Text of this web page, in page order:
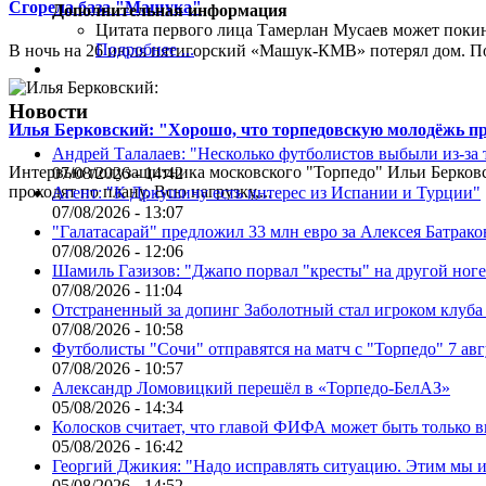
Сгорела база "Машука"
В ночь на 26 июля пятигорский «Машук-КМВ» потерял дом.
Илья Берковский: "Хорошо, что торпедовскую молодёжь
Интервью полузащитника московского "Торпедо" Ильи
проходят по плану. Всю нагрузку,...
Дополнительная информация
Цитата первого лица Тамерлан Мусаев может
Подробнее ...
Новости
Андрей Талалаев: "Несколько футболистов выбыли из-
07/08/2026 - 14:42
Агент: "К Дркушичу есть интерес из Испании и Турции"
07/08/2026 - 13:07
"Галатасарай" предложил 33 млн евро за Алексея
07/08/2026 - 12:06
Шамиль Газизов: "Джапо порвал "кресты" на другой
07/08/2026 - 11:04
Отстраненный за допинг Заболотный стал игроком
07/08/2026 - 10:58
Футболисты "Сочи" отправятся на матч с "Торпедо" 7
07/08/2026 - 10:57
Александр Ломовицкий перешёл в «Торпедо-БелАЗ»
05/08/2026 - 14:34
Колосков считает, что главой ФИФА может быть только
05/08/2026 - 16:42
Георгий Джикия: "Надо исправлять ситуацию. Этим мы